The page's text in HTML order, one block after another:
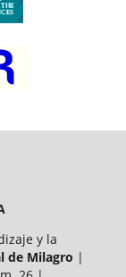
y la
de Milagro |